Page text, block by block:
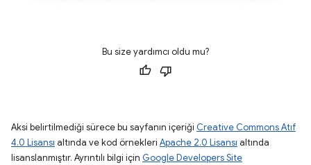
Bu size yardımcı oldu mu?
Aksi belirtilmediği sürece bu sayfanın içeriği Creative Commons Atıf
4.0 Lisansı altında ve kod örnekleri Apache 2.0 Lisansı altında
lisanslanmıştır. Ayrıntılı bilgi için Google Developers Site